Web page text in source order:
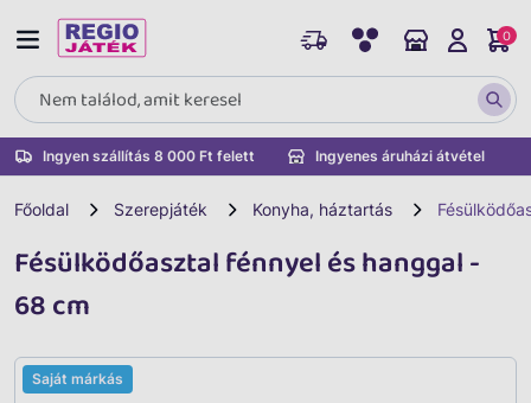
Ingyen szállítás 8 000 Ft felett Ingyenes áruházi átvétel
0
Főoldal Szerepjáték Konyha, háztartás
Fésülködőasztal fénnyel és hanggal -
68 cm
Saját márkás